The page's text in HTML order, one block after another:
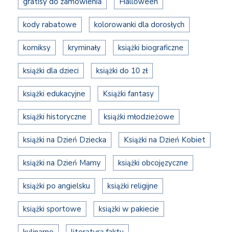
kody rabatowe kolorowanki dla dorosłych
komiksy kryminały książki biograficzne
książki dla dzieci książki do 10 zł
książki edukacyjne Książki fantasy
książki historyczne książki młodzieżowe
książki na Dzień Dziecka Książki na Dzień Kobiet
książki na Dzień Mamy książki obcojęzyczne
książki po angielsku książki religijne
książki sportowe książki w pakiecie